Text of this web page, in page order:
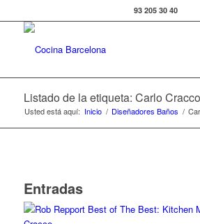
93 205 30 40
Listado de la etiqueta: Carlo Cracco
Usted está aquí: Inicio / Diseñadores Baños /
Entradas